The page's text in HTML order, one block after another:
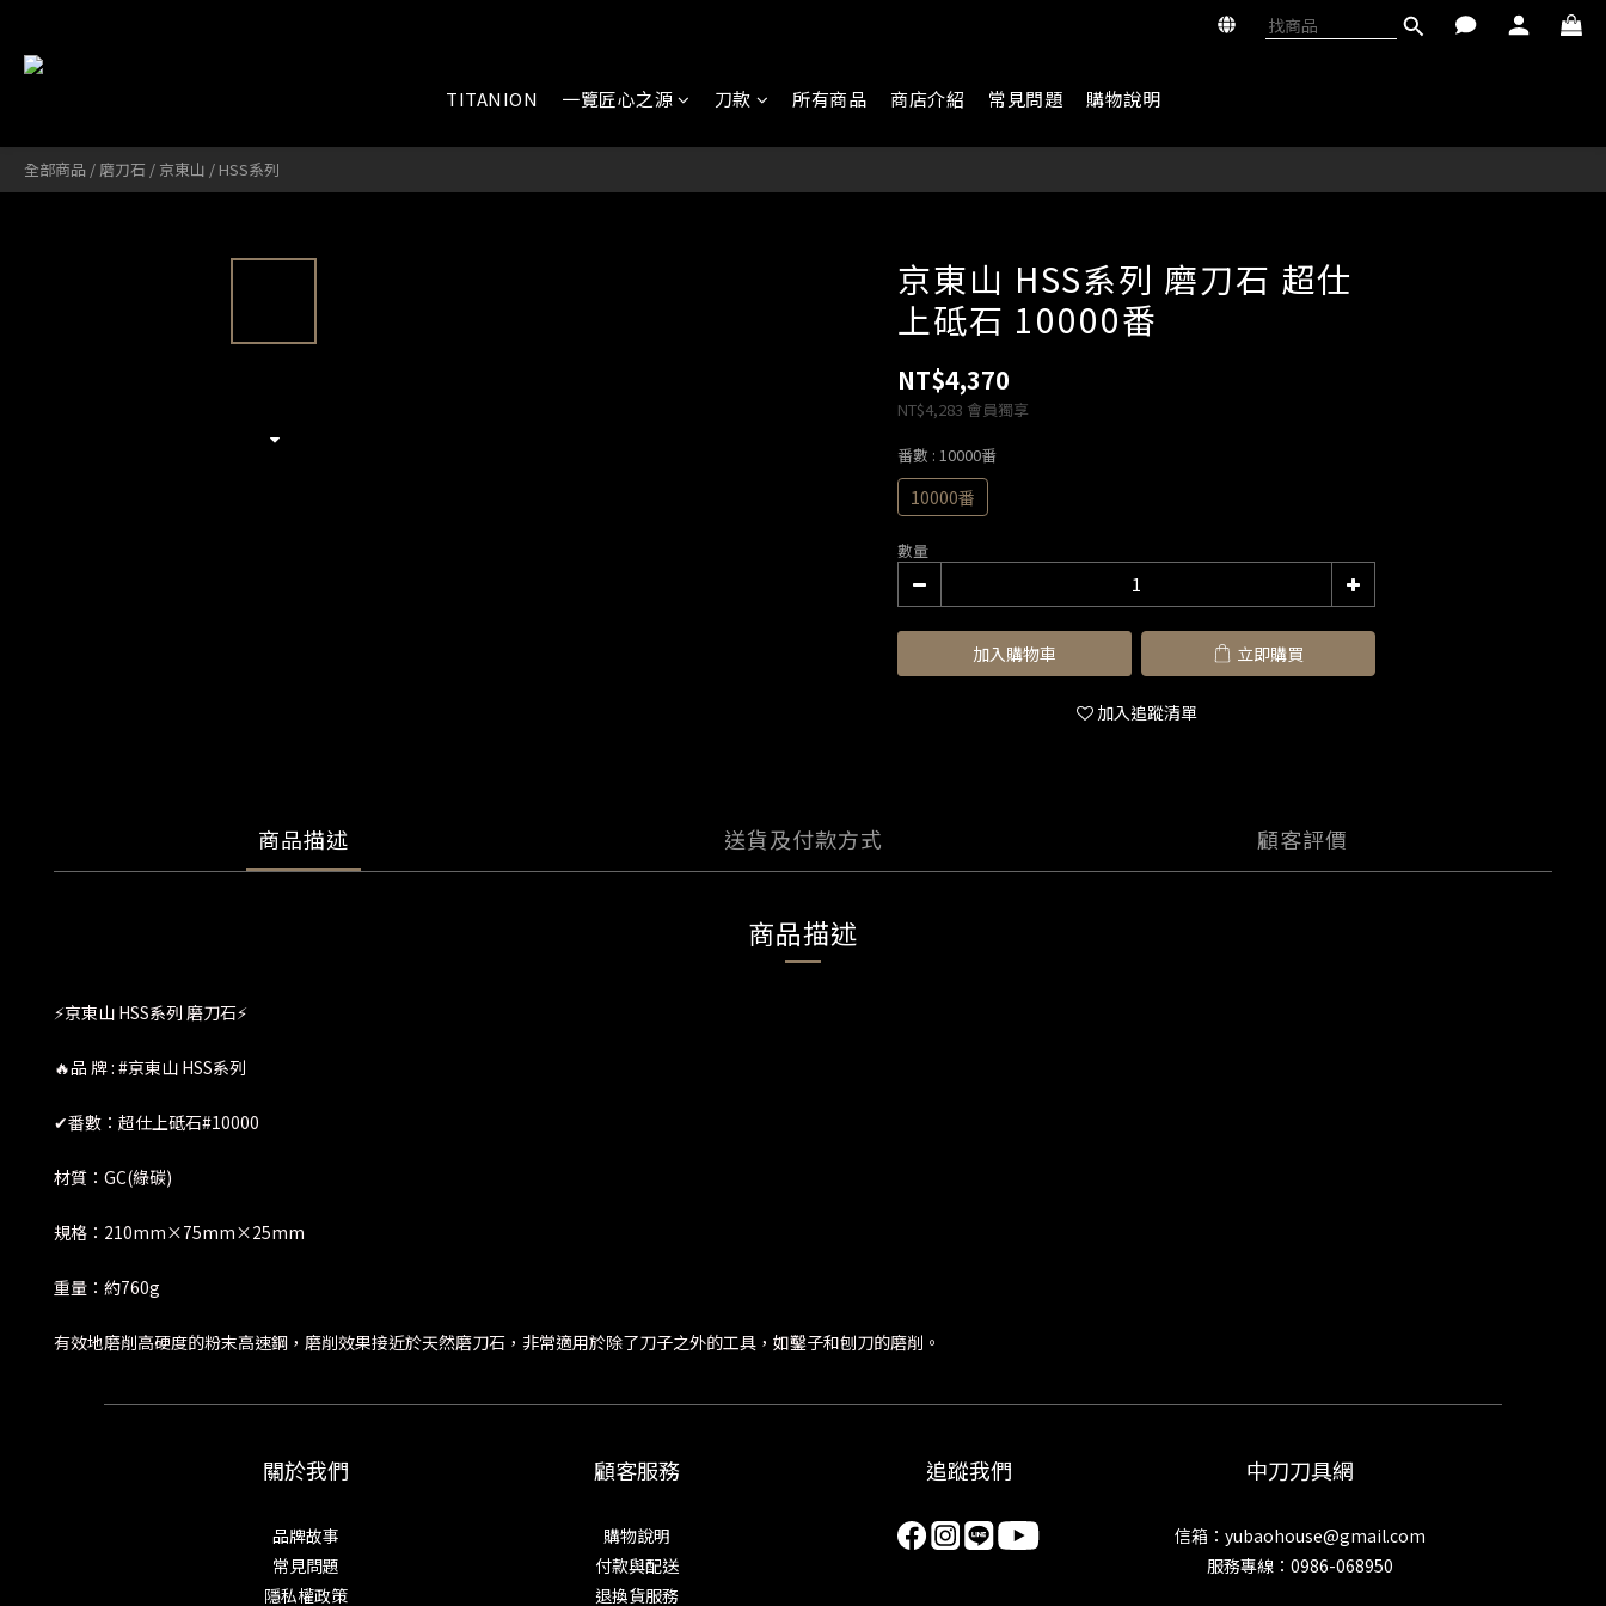
TITANION 一覽匠心之源 刀款 所有商品 商店介紹 常見問題 購物說明
全部商品 / 磨刀石 / 京東山 / HSS系列
京東山 HSS系列 磨刀石 超仕
上砥石 10000番
NT$4,370
NT$4,283 會員獨享
番數 : 10000番
10000番
數量
加入購物車 立即購買
加入追蹤清單
商品描述 送貨及付款方式 顧客評價
商品描述
⚡京東山 HSS系列 磨刀石⚡
🔥品 牌 : #京東山 HSS系列
✔番數：超仕上砥石#10000
材質：GC(綠碳)
規格：210mm×75mm×25mm
重量：約760g
有效地磨削高硬度的粉末高速鋼，磨削效果接近於天然磨刀石，非常適用於除了刀子之外的工具，如鑿子和刨刀的磨削。
立即購買
關於我們
品牌故事
常見問題
隱私權政策
顧客服務
購物說明
付款與配送
退換貨服務
追蹤我們 中刀刀具網
信箱：yubaohouse@gmail.com
服務專線：0986-068950